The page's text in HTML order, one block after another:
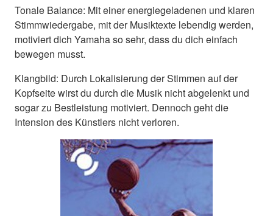
Tonale Balance: Mit einer energiegeladenen und klaren
Stimmwiedergabe, mit der Musiktexte lebendig werden,
motiviert dich Yamaha so sehr, dass du dich einfach
bewegen musst.
Klangbild: Durch Lokalisierung der Stimmen auf der
Kopfseite wirst du durch die Musik nicht abgelenkt und
sogar zu Bestleistung motiviert. Dennoch geht die
Intension des Künstlers nicht verloren.